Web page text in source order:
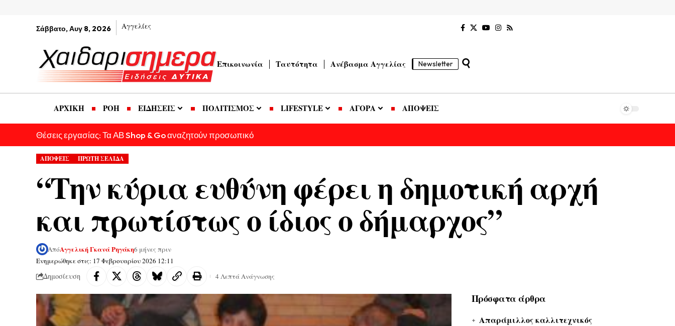
Σάββατο, Αυγ 8, 2026 Αγγελίες
Επικοινωνία Ταυτότητα Ανέβασμα Αγγελίας Newsletter
ΑΡΧΙΚΗ ΡΟΗ ΕΙΔΗΣΕΙΣ ΠΟΛΙΤΙΣΜΟΣ LIFESTYLE ΑΓΟΡΑ ΑΠΟΨΕΙΣ
Θέσεις εργασίας: Τα ΑΒ Shop & Go αναζητούν προσωπικό
ΑΠΟΨΕΙΣ ΠΡΩΤΗ ΣΕΛΙΔΑ
“Την κύρια ευθύνη φέρει η δημοτική αρχή
και πρωτίστως ο ίδιος ο δήμαρχος”
Ενημερώθηκε στις: 17 Φεβρουαρίου 2026 12:11
ΑπόΑγγελική Γκανά Ρηγάκη6 μήνες πριν
Δημοσίευση 4 Λεπτά Ανάγνωσης
Πρόσφατα άρθρα
Απαράμιλλος καλλιτεχνικός